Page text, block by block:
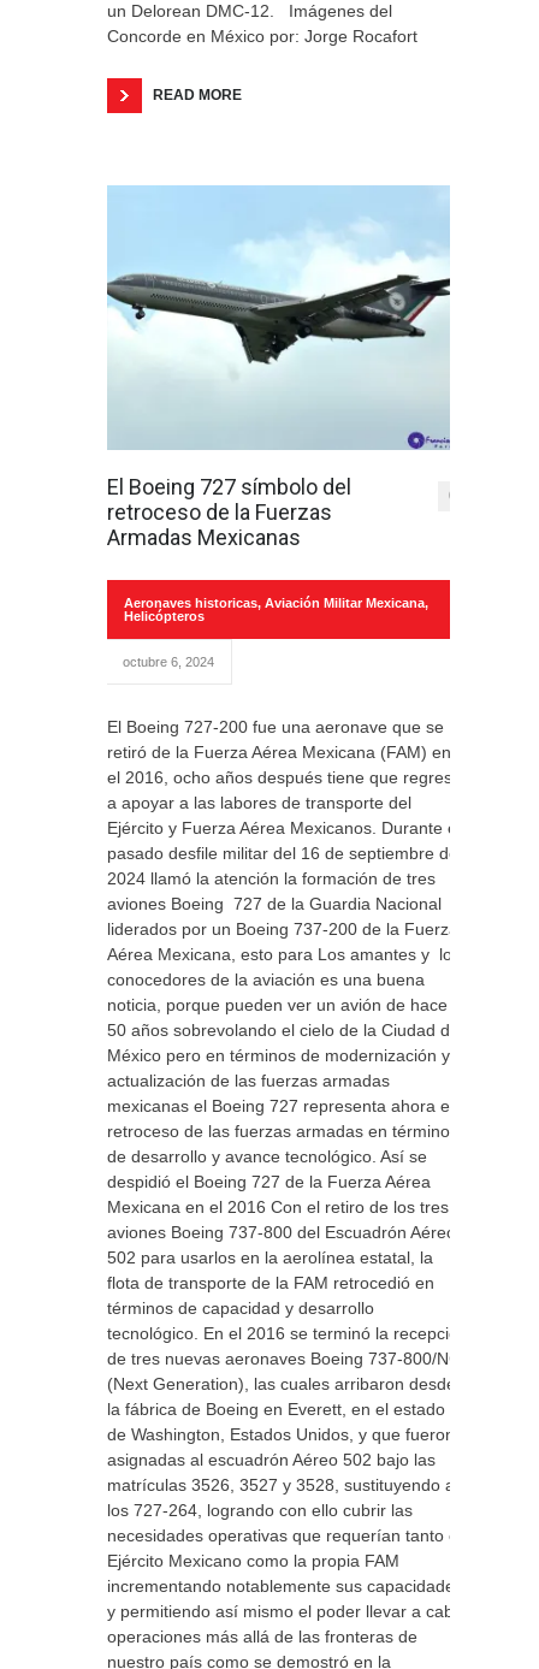
un Delorean DMC-12. Imágenes del
Concorde en México por: Jorge Rocafort
READ MORE
El Boeing 727 símbolo del
retroceso de la Fuerzas
Armadas Mexicanas
0
Aeronaves historicas, Aviación Militar Mexicana,
Helicópteros
octubre 6, 2024
El Boeing 727-200 fue una aeronave que se
retiró de la Fuerza Aérea Mexicana (FAM) en
el 2016, ocho años después tiene que regresar
a apoyar a las labores de transporte del
Ejército y Fuerza Aérea Mexicanos. Durante el
pasado desfile militar del 16 de septiembre de
2024 llamó la atención la formación de tres
aviones Boeing 727 de la Guardia Nacional
liderados por un Boeing 737-200 de la Fuerza
Aérea Mexicana, esto para Los amantes y los
conocedores de la aviación es una buena
noticia, porque pueden ver un avión de hace
50 años sobrevolando el cielo de la Ciudad de
México pero en términos de modernización y
actualización de las fuerzas armadas
mexicanas el Boeing 727 representa ahora el
retroceso de las fuerzas armadas en términos
de desarrollo y avance tecnológico. Así se
despidió el Boeing 727 de la Fuerza Aérea
Mexicana en el 2016 Con el retiro de los tres
aviones Boeing 737-800 del Escuadrón Aéreo
502 para usarlos en la aerolínea estatal, la
flota de transporte de la FAM retrocedió en
términos de capacidad y desarrollo
tecnológico. En el 2016 se terminó la recepción
de tres nuevas aeronaves Boeing 737-800/NG
(Next Generation), las cuales arribaron desde
la fábrica de Boeing en Everett, en el estado
de Washington, Estados Unidos, y que fueron
asignadas al escuadrón Aéreo 502 bajo las
matrículas 3526, 3527 y 3528, sustituyendo a
los 727-264, logrando con ello cubrir las
necesidades operativas que requerían tanto el
Ejército Mexicano como la propia FAM
incrementando notablemente sus capacidades
y permitiendo así mismo el poder llevar a cabo
operaciones más allá de las fronteras de
nuestro país como se demostró en la